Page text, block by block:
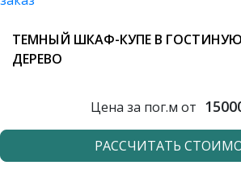
ТЕМНЫЙ ШКАФ-КУПЕ В
ДЕРЕВО
Цена за пог.м от
РАССЧИТАТЬ